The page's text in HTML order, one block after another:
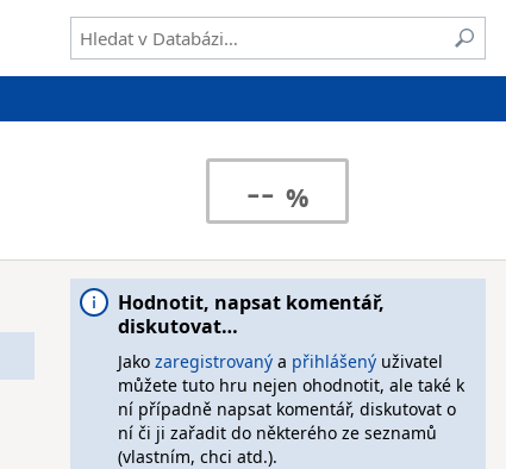
--
Hodnotit, napsat komentář,
diskutovat…
Jako zaregistrovanýa přihlášenýuživatel
můžete tuto hru nejen ohodnotit, ale také k
ní případně napsat komentář, diskutovat o
ní či ji zařadit do některého ze seznamů
(vlastním, chci atd.).